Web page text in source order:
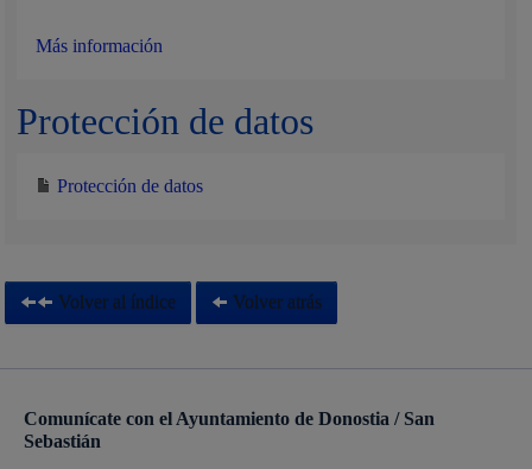
Más información
Protección de datos
Protección de datos
Volver al índice Volver atrás
Comunícate con el Ayuntamiento de Donostia / San
Sebastián